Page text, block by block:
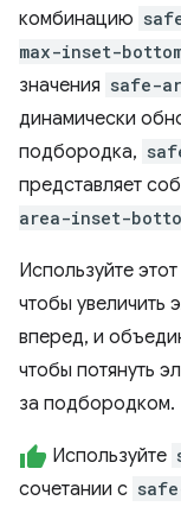
комбинацию
max-inset-
значения safe-
динамически
подбородка,
представляет
area-inset-
Используйте этот
чтобы увеличить
вперед, и
чтобы потянуть
за подбородком.
Используйте
сочетании с